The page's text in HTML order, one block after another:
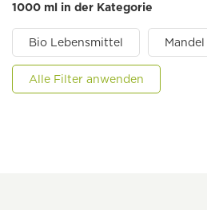
1000 ml in der Kategorie
Bio Lebensmittel Mandel
Alle Filter anwenden